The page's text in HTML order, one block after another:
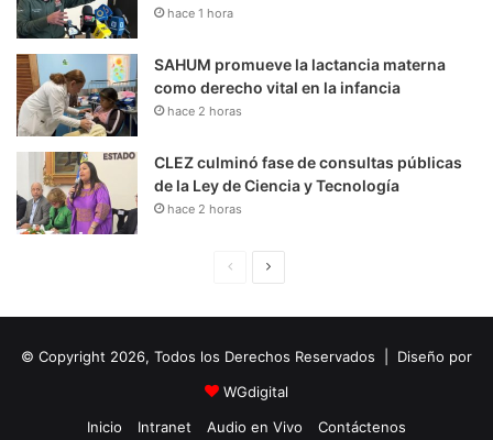
hace 1 hora
SAHUM promueve la lactancia materna
como derecho vital en la infancia
hace 2 horas
CLEZ culminó fase de consultas públicas
de la Ley de Ciencia y Tecnología
hace 2 horas
i
n
a
u
i
e
© Copyright 2026, Todos los Derechos Reservados | Diseño por
WGdigital
Inicio
Intranet Audio en Vivo Contáctenos